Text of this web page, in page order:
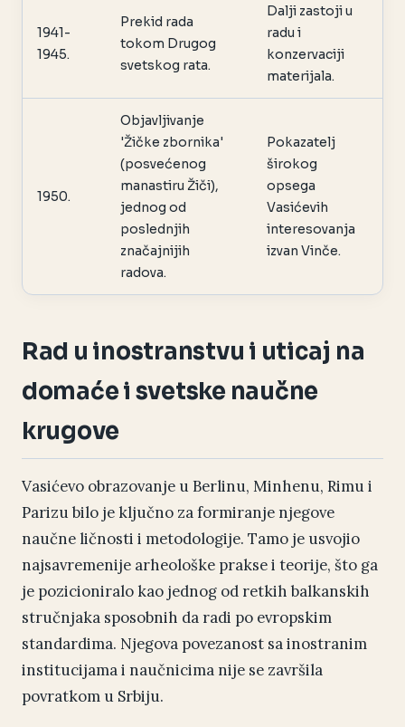
1941-
1945.
Prekid rada
tokom Drugog
svetskog rata.
Dalji zastoji u
radu i
konzervaciji
materijala.
1950.
Objavljivanje
'Žičke zbornika'
(posvećenog
manastiru Žiči),
jednog od
poslednjih
značajnijih
radova.
Pokazatelj
širokog
opsega
Vasićevih
interesovanja
izvan Vinče.
Rad u inostranstvu i uticaj na
domaće i svetske naučne
krugove
Vasićevo obrazovanje u Berlinu, Minhenu, Rimu i
Parizu bilo je ključno za formiranje njegove
naučne ličnosti i metodologije. Tamo je usvojio
najsavremenije arheološke prakse i teorije, što ga
je pozicioniralo kao jednog od retkih balkanskih
stručnjaka sposobnih da radi po evropskim
standardima. Njegova povezanost sa inostranim
institucijama i naučnicima nije se završila
povratkom u Srbiju.